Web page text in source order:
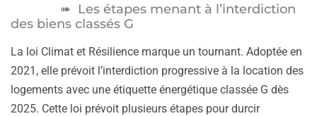
Les étapes menant à l’interdiction
des biens classés G
La loi Climat et Résilience marque un tournant. Adoptée en
2021, elle prévoit l’interdiction progressive à la location des
logements avec une étiquette énergétique classée G dès
2025. Cette loi prévoit plusieurs étapes pour durcir